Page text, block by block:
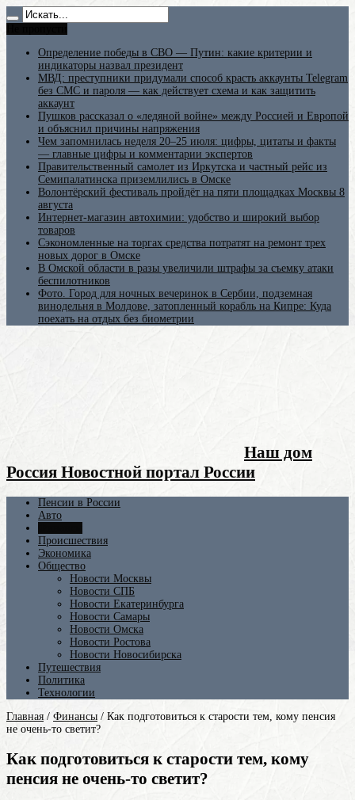
Определение победы в СВО — Путин: какие критерии и
индикаторы назвал президент
МВД: преступники придумали способ красть аккаунты Telegram
без СМС и пароля — как действует схема и как защитить
аккаунт
Пушков рассказал о «ледяной войне» между Россией и Европой
и объяснил причины напряжения
Чем запомнилась неделя 20–25 июля: цифры, цитаты и факты
— главные цифры и комментарии экспертов
Правительственный самолет из Иркутска и частный рейс из
Семипалатинска приземлились в Омске
Волонтёрский фестиваль пройдёт на пяти площадках Москвы 8
августа
Интернет-магазин автохимии: удобство и широкий выбор
товаров
Сэкономленные на торгах средства потратят на ремонт трех
новых дорог в Омске
В Омской области в разы увеличили штрафы за съемку атаки
беспилотников
Фото. Город для ночных вечеринок в Сербии, подземная
винодельня в Молдове, затопленный корабль на Кипре: Куда
поехать на отдых без биометрии
Наш дом
Россия Новостной портал России
Пенсии в России
Авто
Происшествия
Экономика
Общество
Новости Москвы
Новости СПБ
Новости Екатеринбурга
Новости Самары
Новости Омска
Новости Ростова
Новости Новосибирска
Путешествия
Политика
Технологии
Главная / Финансы / Как подготовиться к старости тем, кому пенсия
не очень-то светит?
Как подготовиться к старости тем, кому
пенсия не очень-то светит?